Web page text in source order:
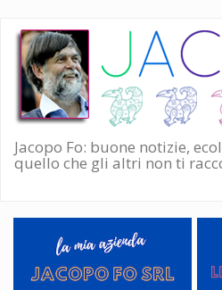
Salta
contenuto
principale
Jacopo Fo: buone notizie,
quello che gli altri non ti